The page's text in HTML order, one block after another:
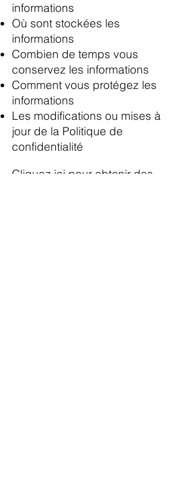
informations
Où sont stockées les
informations
Combien de temps vous
conservez les informations
Comment vous protégez les
informations
Les modifications ou mises à
jour de la Politique de
confidentialité
Cliquez ici pour obtenir des